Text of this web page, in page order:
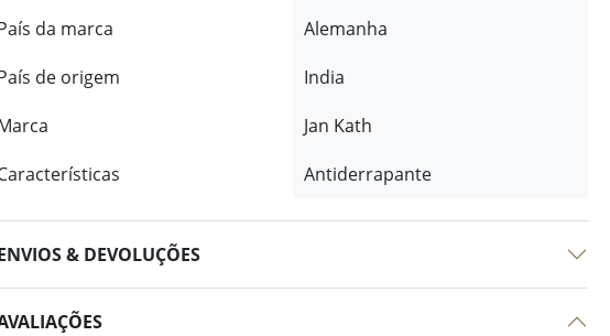
da marca
Alemanha
de origem
India
Jan Kath
Antiderrapante
& DEVOLUÇÕES